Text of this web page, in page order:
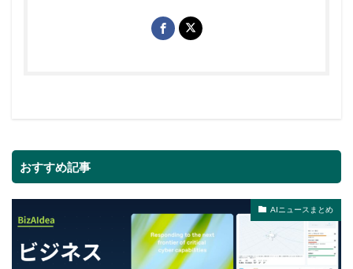
おすすめ記事
AIニュースまとめ